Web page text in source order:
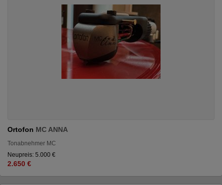
Ortofon MC ANNA
Tonabnehmer MC
Neupreis: 5.000 €
2.650 €